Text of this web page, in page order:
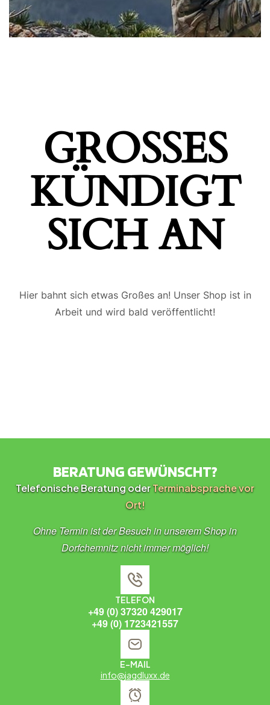
GROSSES K
ÜNDIGT S
ICH AN
Hier bahnt sich etwas Großes an! Unser Shop ist in
Arbeit und wird bald veröffentlicht!
BERATUNG GEWÜNSCHT?
Telefonische Beratung oderTerminabsprache vor
Ort!
Ohne Termin ist der Besuch in unserem Shop in
Dorfchemnitz nicht immer möglich!
TELEFON
+49 (0) 37320 429017
+49 (0) 1723421557
E-MAIL
info@jagdluxx.de